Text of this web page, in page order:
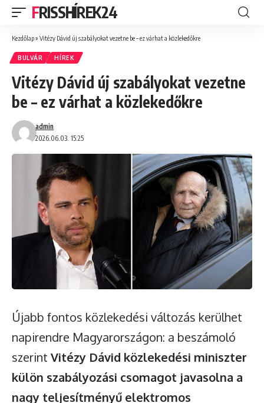
FRISSHÍREK24
Kezdőlap» Vitézy Dávid új szabályokat vezetne be – ez várhat a közlekedőkre
BULVÁR HÍREK
Vitézy Dávid új szabályokat vezetne
be – ez várhat a közlekedőkre
2026.06.03. 15:25
admin
Újabb fontos közlekedési változás kerülhet
napirendre Magyarországon: a beszámoló
szerint Vitézy Dávid közlekedési miniszter
külön szabályozási csomagot javasolna a
nagy teljesítményű elektromos